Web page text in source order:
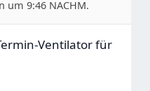
um 9:46 NACHM.
Ventilator für